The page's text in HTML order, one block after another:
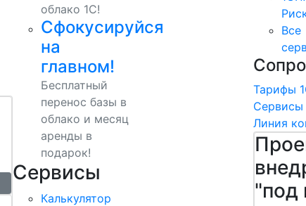
облако 1С!
Сфокусируйся
на
главном!
Бесплатный
перенос базы в
облако и месяц
аренды в
подарок!
Сервисы
Калькулятор
Все
Тарифы
Линия
"под